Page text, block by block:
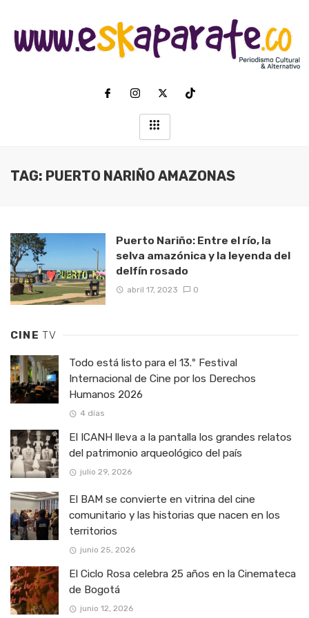
TAG: PUERTO NARIÑO AMAZONAS
Puerto Nariño: Entre el río, la
selva amazónica y la leyenda del
delfín rosado
abril 17, 2023 0
CINETV
Todo está listo para el 13.º Festival
Internacional de Cine por los Derechos
Humanos 2026
4 días
El ICANH lleva a la pantalla los grandes relatos
del patrimonio arqueológico del país
julio 29, 2026
El BAM se convierte en vitrina del cine
comunitario y las historias que nacen en los
territorios
junio 25, 2026
El Ciclo Rosa celebra 25 años en la Cinemateca
de Bogotá
junio 12, 2026